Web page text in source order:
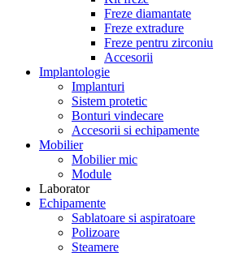
Freze diamantate
Freze extradure
Freze pentru zirconiu
Accesorii
Implantologie
Implanturi
Sistem protetic
Bonturi vindecare
Accesorii si echipamente
Mobilier
Mobilier mic
Module
Laborator
Echipamente
Sablatoare si aspiratoare
Polizoare
Steamere